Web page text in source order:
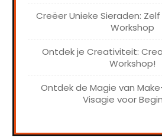
Creëer Unieke Sieraden:
Workshop
Ontdek je Creativiteit:
Workshop!
Ontdek de Magie van
Visagie voor